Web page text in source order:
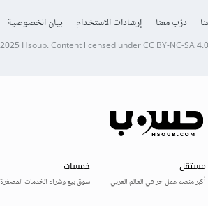
درّب معنا إرشادات الاستخدام بيان الخصوصية
Hsoub.Content licensed underCC BY-NC-SA 4.0